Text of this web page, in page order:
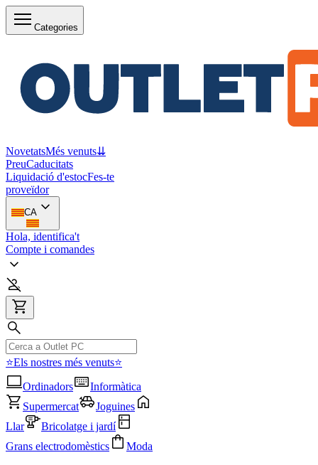
Categories
NovetatsMés venuts⇊
PreuCaducitats
Liquidació d'estocFes-te
proveïdor
CA
Hola, identifica't
Compte i comandes
⭐Els nostres més venuts⭐
Ordinadors
Informàtica
Supermercat
Joguines
Llar
Bricolatge i jardí
Grans electrodomèstics
Moda